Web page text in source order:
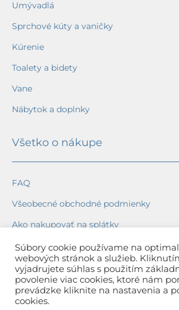
Umývadlá
Sprchové kúty a vaničky
Kúrenie
Toalety a bidety
Vane
Nábytok a doplnky
Všetko o nákupe
FAQ
Všeobecné obchodné podmienky
Ako nakupovať na splátky
Ochrana osobných údajov
Reklamačný poriadok
Spôsob a cena dopravy
Súbory cookie používame na
webových stránok a služieb.
vyjadrujete súhlas s použitím
povolenie viac cookies, ktoré nám
prevádzke kliknite na nastavenia a
cookies.